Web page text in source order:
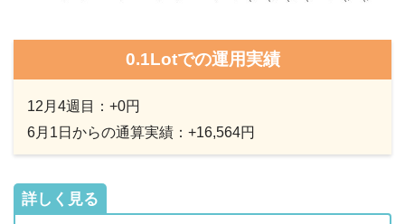
0.1Lotでの運用実績
12月4週目：+0円
6月1日からの通算実績：+16,564円
詳しく見る